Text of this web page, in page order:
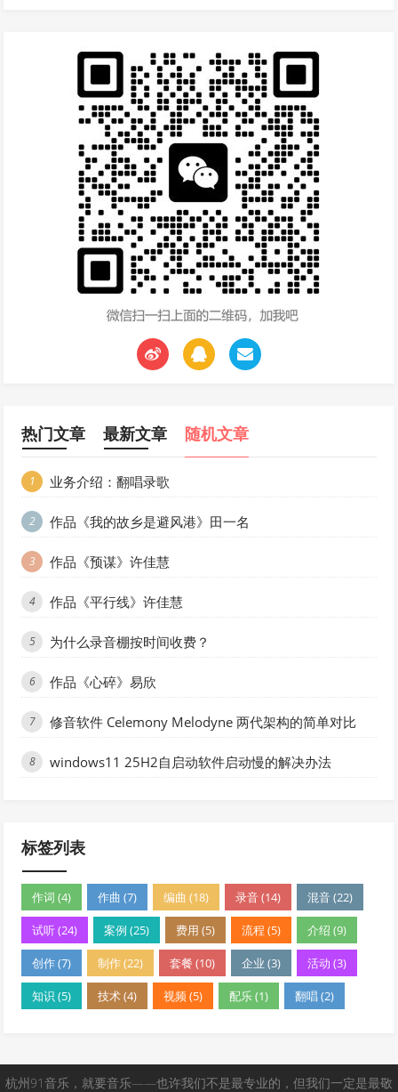
热门文章 最新文章 随机文章
1 业务介绍：翻唱录歌
2 作品《我的故乡是避风港》田一名
3 作品《预谋》许佳慧
4 作品《平行线》许佳慧
5 为什么录音棚按时间收费？
6 作品《心碎》易欣
7 修音软件 Celemony Melodyne 两代架构的简单对比
8 windows11 25H2自启动软件启动慢的解决办法
标签列表
作词 (4) 作曲 (7) 编曲 (18) 录音 (14) 混音 (22)
试听 (24) 案例 (25) 费用 (5) 流程 (5) 介绍 (9)
创作 (7) 制作 (22) 套餐 (10) 企业 (3) 活动 (3)
知识 (5) 技术 (4) 视频 (5) 配乐 (1) 翻唱 (2)
杭州91音乐，就要音乐——也许我们不是最专业的，但我们一定是最敬